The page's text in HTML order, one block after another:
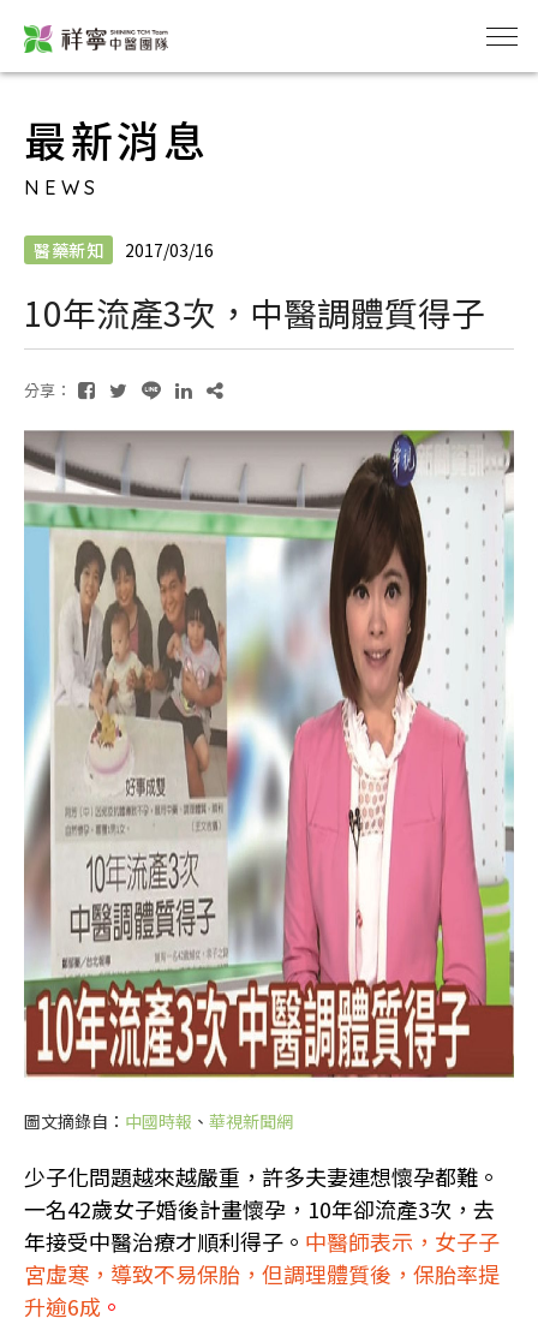
最新消息
NEWS
醫藥新知 2017/03/16
10年流產3次，中醫調體質得子
分享：
圖文摘錄自： 中國時報 、 華視新聞網
少子化問題越來越嚴重，許多夫妻連想懷孕都難。
一名42歲女子婚後計畫懷孕，10年卻流產3次，去
年接受中醫治療才順利得子。 中醫師表示，女子子
宮虛寒，導致不易保胎，但調理體質後，保胎率提
升逾6成 。